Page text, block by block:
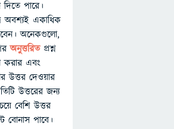
পারে।
অবশ্যই একাধিক
অনেকগুলো,
অনুত্তরিতপ্রশ্ন
করার এবং
উত্তর দেওয়ার
উত্তরের জন্য
বেশি উত্তর
বোনাস পাবে।